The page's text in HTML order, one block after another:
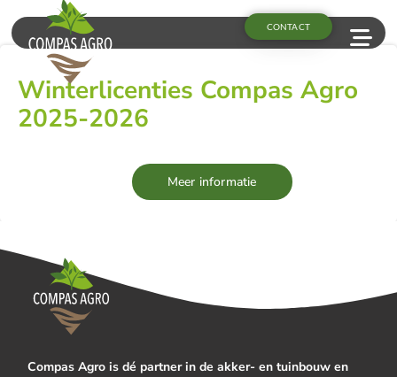
CONTACT
Winterlicenties Compas Agro
2025-2026
Meer informatie
Compas Agro is dé partner in de akker- en tuinbouw en